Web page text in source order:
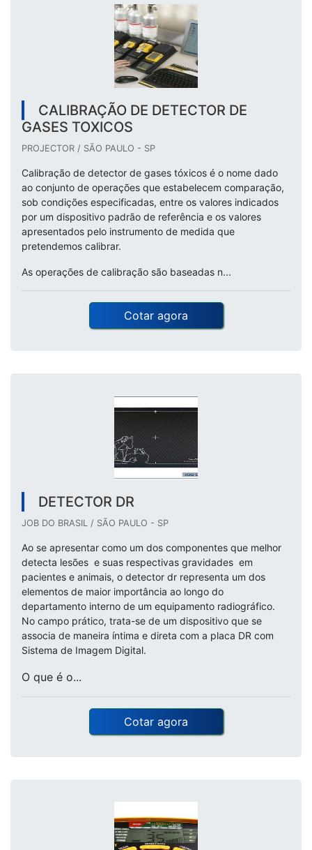
CALIBRAÇÃO DE DETECTOR DE
GASES TOXICOS
PROJECTOR / SÃO PAULO - SP
Calibração de detector de gases tóxicos é o nome dado
ao conjunto de operações que estabelecem comparação,
sob condições especificadas, entre os valores indicados
por um dispositivo padrão de referência e os valores
apresentados pelo instrumento de medida que
pretendemos calibrar.
As operações de calibração são baseadas n...
Cotar agora
DETECTOR DR
JOB DO BRASIL / SÃO PAULO - SP
Ao se apresentar como um dos componentes que melhor
detecta lesões e suas respectivas gravidades em
pacientes e animais, o detector dr representa um dos
elementos de maior importância ao longo do
departamento interno de um equipamento radiográfico.
No campo prático, trata-se de um dispositivo que se
associa de maneira íntima e direta com a placa DR com
Sistema de Imagem Digital.
O que é o...
Cotar agora